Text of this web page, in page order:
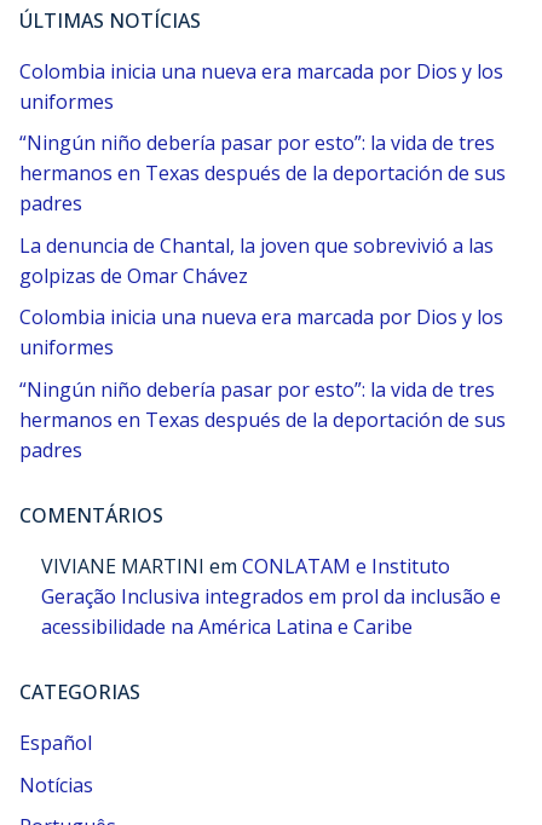
ÚLTIMAS NOTÍCIAS
Colombia inicia una nueva era marcada por Dios y los
uniformes
“Ningún niño debería pasar por esto”: la vida de tres
hermanos en Texas después de la deportación de sus
padres
La denuncia de Chantal, la joven que sobrevivió a las
golpizas de Omar Chávez
Colombia inicia una nueva era marcada por Dios y los
uniformes
“Ningún niño debería pasar por esto”: la vida de tres
hermanos en Texas después de la deportación de sus
padres
COMENTÁRIOS
VIVIANE MARTINI em CONLATAM e Instituto
Geração Inclusiva integrados em prol da inclusão e
acessibilidade na América Latina e Caribe
CATEGORIAS
Español
Notícias